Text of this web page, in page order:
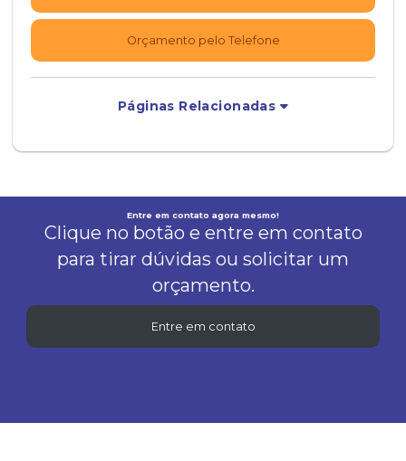
Orçamento pelo Telefone
Páginas Relacionadas
Entre em contato agora mesmo!
Clique no botão e entre em contato
para tirar dúvidas ou solicitar um
orçamento.
Entre em contato